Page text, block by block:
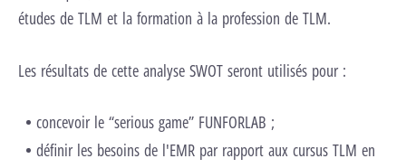
études de TLM et la formation à la profession de TLM.
Les résultats de cette analyse SWOT seront utilisés pour :
concevoir le “serious game” FUNFORLAB ;
définir les besoins de l'EMR par rapport aux cursus TLM en